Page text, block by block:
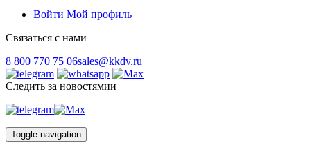
Войти Мой профиль
Связаться с нами
8 800 770 75 06sales@kkdv.ru
Следить за новостямии
Toggle navigation